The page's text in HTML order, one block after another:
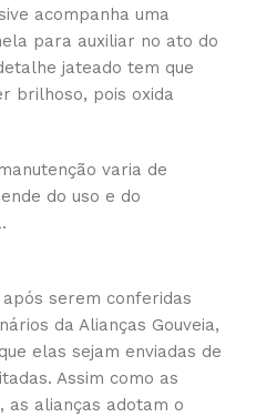
acompanha uma
para auxiliar no ato do
jateado tem que
brilhoso, pois oxida
varia de
do uso e do
serem conferidas
da Alianças Gouveia,
elas sejam enviadas de
Assim como as
as alianças adotam o